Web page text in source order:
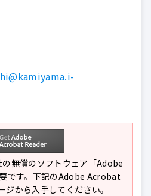
無償のソフトウェア「Adobe
です。下記のAdobe Acrobat
から入手してください。